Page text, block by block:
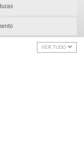
VER TUDO